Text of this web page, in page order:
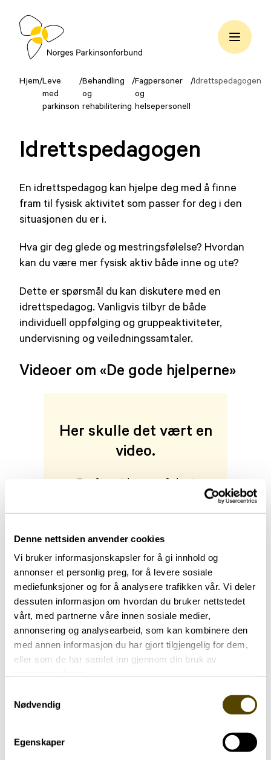
Denne nettsiden anvender cookies
Vi bruker informasjonskapsler for å gi innhold og
annonser et personlig preg, for å levere sosiale
mediefunksjoner og for å analysere trafikken vår. Vi deler
dessuten informasjon om hvordan du bruker nettstedet
vårt, med partnerne våre innen sosiale medier,
annonsering og analysearbeid, som kan kombinere den
med annen informasjon du har gjort tilgjengelig for dem,
eller som de har samlet inn gjennom din bruk av
Nødvendig
Egenskaper
Hopp
innholdNorges
Hjem/Leve
med
parkinson
/Behandling
og
rehabilitering
/Fagpersoner
og
helsepersonell
/Idrettspedagogen
Idrettspedagogen
En idrettspedagog kan hjelpe deg med å finne
fram til fysisk aktivitet som passer for deg i den
situasjonen du er i.
Hva gir deg glede og mestringsfølelse? Hvordan
kan du være mer fysisk aktiv både inne og ute?
Dette er spørsmål du kan diskutere med en
idrettspedagog. Vanligvis tilbyr de både
individuell oppfølging og gruppeaktiviteter,
undervisning og veiledningssamtaler.
Videoer om «De gode hjelperne»
Her skulle det vært en
video.
For å se videoen må du gi
samtykke til informasjonskapsler
fra tredjepartsleverandører. Du
Endre samtykke
Personvernerklæring
Hvem i helsetjenesten kan egentlig
hjelpe til med hva? I denne filmen gir vi
en enkel oversikt over hvem noen av
de gode hjelperne kan være for deg
som har parkinson. Behovet vil alltid
være ulikt fra person til person og hvor
i sykdomsforløpet du er, men det kan
likevel være nyttig å vite om de
være til hjelp om behovet skulle melde
Dam og utarbeidet i samarbeid med